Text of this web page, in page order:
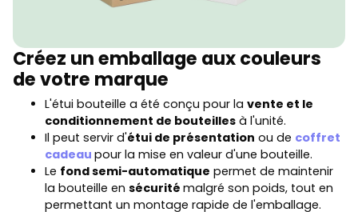
Créez un emballage aux couleurs
de votre marque
L'étui bouteille a été conçu pour la vente et le
conditionnement de bouteilles à l'unité.
Il peut servir d'étui de présentation ou de coffret
cadeau pour la mise en valeur d'une bouteille.
Le fond semi-automatique permet de maintenir
la bouteille en sécurité malgré son poids, tout en
permettant un montage rapide de l'emballage.